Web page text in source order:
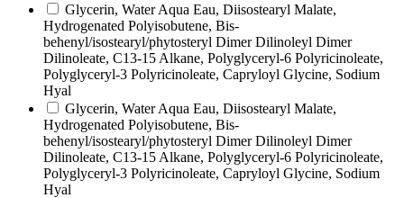
Glycerin, Water Aqua Eau, Diisostearyl Malate,
Hydrogenated Polyisobutene, Bis-
behenyl/isostearyl/phytosteryl Dimer Dilinoleyl Dimer
Dilinoleate, C13-15 Alkane, Polyglyceryl-6 Polyricinoleate,
Polyglyceryl-3 Polyricinoleate, Capryloyl Glycine, Sodium
Hyal
Glycerin, Water Aqua Eau, Diisostearyl Malate,
Hydrogenated Polyisobutene, Bis-
behenyl/isostearyl/phytosteryl Dimer Dilinoleyl Dimer
Dilinoleate, C13-15 Alkane, Polyglyceryl-6 Polyricinoleate,
Polyglyceryl-3 Polyricinoleate, Capryloyl Glycine, Sodium
Hyal